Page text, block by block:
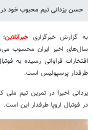
حسن یزدانی تیم محبوب خود
به گزارش خبرگزاریخبرآنلاین
سال‌های اخیر ایران محسوب
افتخارات فراوانی رسیده به
طرفدار پرسپولیس است.
یزدانی اخیرا در تمرین تیم
در فوتبال اروپا طرفدار این است.